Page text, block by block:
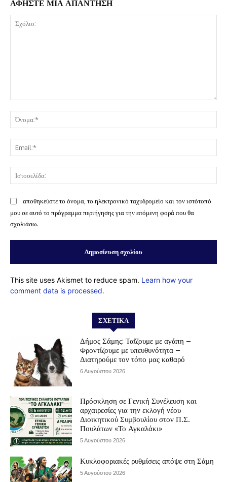
ΑΦΗΣΤΕ ΜΙΑ ΑΠΑΝΤΗΣΗ
αποθηκεύστε το όνομα, το ηλεκτρονικό ταχυδρομείο και τον ιστότοπό
μου σε αυτό το πρόγραμμα περιήγησης για την επόμενη φορά που θα
σχολιάσω.
This site uses Akismet to reduce spam. Learn how your
comment data is processed.
ΣΧΕΤΙΚΆ
Δήμος Σάμης: Ταΐζουμε με αγάπη –
Φροντίζουμε με υπευθυνότητα –
Διατηρούμε τον τόπο μας καθαρό
6 Αυγούστου 2026
Πρόσκληση σε Γενική Συνέλευση και
αρχαιρεσίες για την εκλογή νέου
Διοικητικού Συμβουλίου στον Π.Σ.
Πουλάτων «Το Αγκαλάκι»
5 Αυγούστου 2026
Κυκλοφοριακές ρυθμίσεις απόψε στη Σάμη
5 Αυγούστου 2026